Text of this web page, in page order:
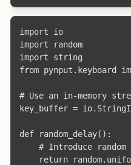
import io
import random
import string
from pynput.keyboard
# Use an in-memory
key_buffer =
def random_delay():
# Introduce random
return